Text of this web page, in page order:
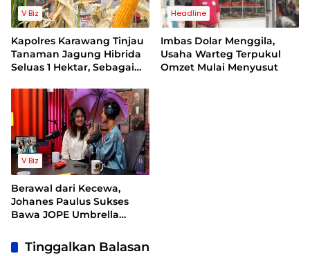
V Biz
Kapolres Karawang Tinjau
Tanaman Jagung Hibrida
Seluas 1 Hektar, Sebagai
Ketahanan Pangan
Headline
Imbas Dolar Menggila,
Usaha Warteg Terpukul
Omzet Mulai Menyusut
V Biz
Berawal dari Kecewa,
Johanes Paulus Sukses
Bawa JOPE Umbrella
Internasional
Tinggalkan Balasan